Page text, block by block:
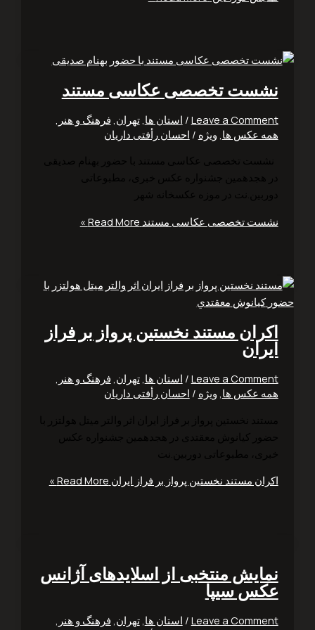
تخصصی عکاسی مستند
Leave a
/استان ها , تهران,فرهنگ و هنر,
عکس ها,ویژه/احسان رأفتی داریان
تخصصی عکاسی مستندRead More »
مستند نخستين پرواز بر فراز
Leave a
/استان ها, تهران,فرهنگ و هنر,
عکس ها,ویژه/احسان رأفتی داریان
مستند نخستين پرواز بر فراز ايرانRead More »
منتخبی از اسلایدهای آژانس
سیپا
Leave a
/استان ها, تهران,فرهنگ و هنر,